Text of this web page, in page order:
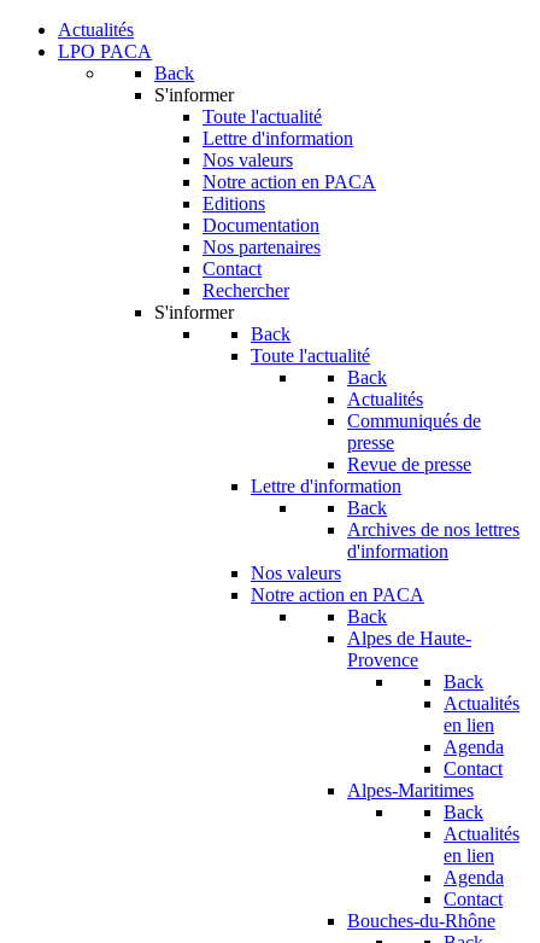
Actualités
LPO PACA
Back
S'informer
Toute l'actualité
Lettre d'information
Nos valeurs
Notre action en PACA
Editions
Documentation
Nos partenaires
Contact
Rechercher
S'informer
Back
Toute l'actualité
Back
Actualités
Communiqués de
presse
Revue de presse
Lettre d'information
Back
Archives de nos lettres
d'information
Nos valeurs
Notre action en PACA
Back
Alpes de Haute-
Provence
Back
Actualités
en lien
Agenda
Contact
Alpes-Maritimes
Back
Actualités
en lien
Agenda
Contact
Bouches-du-Rhône